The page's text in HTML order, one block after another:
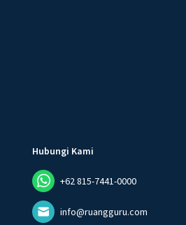
Hubungi Kami
+62 815-7441-0000
info@ruangguru.com